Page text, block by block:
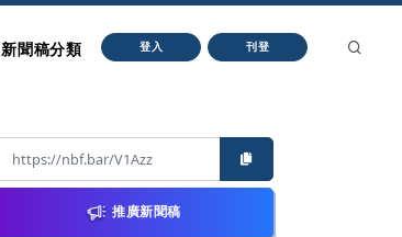
新聞稿分類 登入 刊登
推廣新聞稿